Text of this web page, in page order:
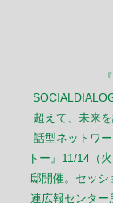
超えて、未来
話型ネットワ
トー』11/14（
邸開催。セッシ
連広報センター